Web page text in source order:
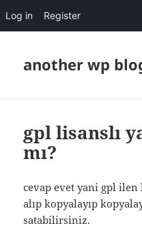
Log in Register
another wp
gpl lisanslı
mı?
cevap evet yani gpl ilen
alıp kopyalayıp
satabilirsiniz.